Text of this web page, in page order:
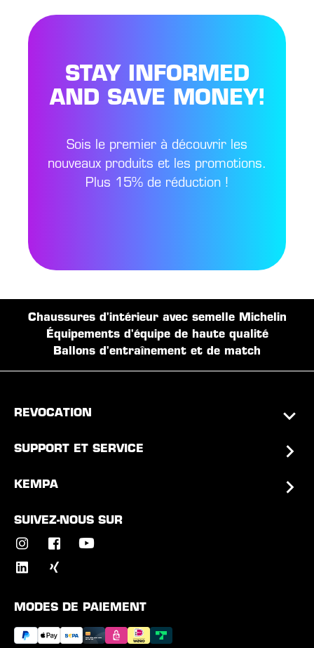
STAY INFORMED
AND SAVE MONEY!
Sois le premier à découvrir les
nouveaux produits et les promotions.
Plus 15% de réduction !
Chaussures d'intérieur avec semelle Michelin
Équipements d'équipe de haute qualité
Ballons d'entraînement et de match
REVOCATION
SUPPORT ET SERVICE
KEMPA
SUIVEZ-NOUS SUR
MODES DE PAIEMENT